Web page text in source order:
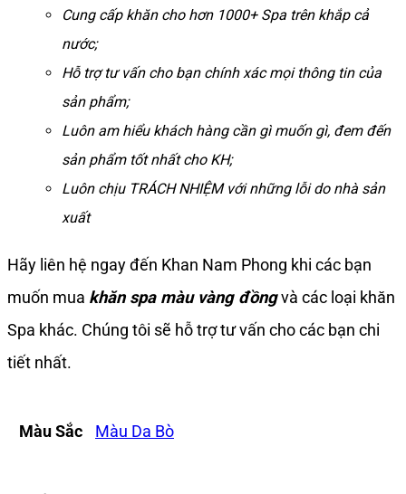
Cung cấp khăn cho hơn 1000+ Spa trên khắp cả
nước;
Hỗ trợ tư vấn cho bạn chính xác mọi thông tin của
sản phẩm;
Luôn am hiểu khách hàng cần gì muốn gì, đem đến
sản phẩm tốt nhất cho KH;
Luôn chịu TRÁCH NHIỆM với những lỗi do nhà sản
xuất
Hãy liên hệ ngay đến Khan Nam Phong khi các bạn
muốn mua khăn spa màu vàng đồngvà các loại khăn
Spa khác. Chúng tôi sẽ hỗ trợ tư vấn cho các bạn chi
tiết nhất.
Màu Sắc Màu Da Bò